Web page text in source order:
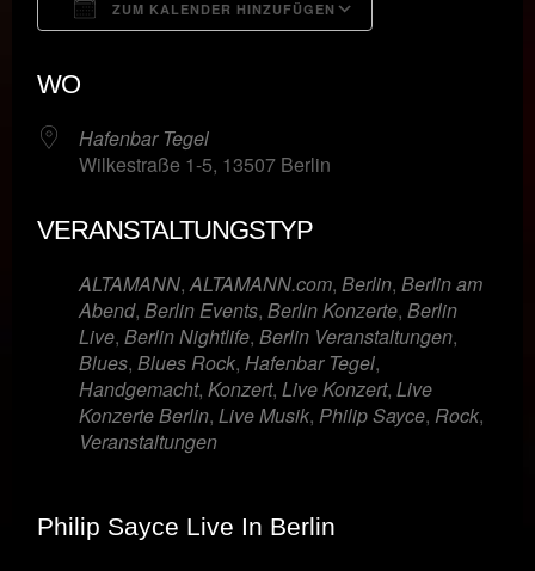
ZUM KALENDER HINZUFÜGEN
WO
Hafenbar Tegel
Wilkestraße 1-5, 13507 Berlin
VERANSTALTUNGSTYP
ALTAMANN,ALTAMANN.com, Berlin, Berlin am
Abend, Berlin Events, Berlin Konzerte, Berlin
Live, Berlin Nightlife, Berlin Veranstaltungen,
Blues, Blues Rock, Hafenbar Tegel,
Handgemacht, Konzert, Live Konzert, Live
Konzerte Berlin, Live Musik, Philip Sayce, Rock,
Veranstaltungen
Philip Sayce Live In Berlin